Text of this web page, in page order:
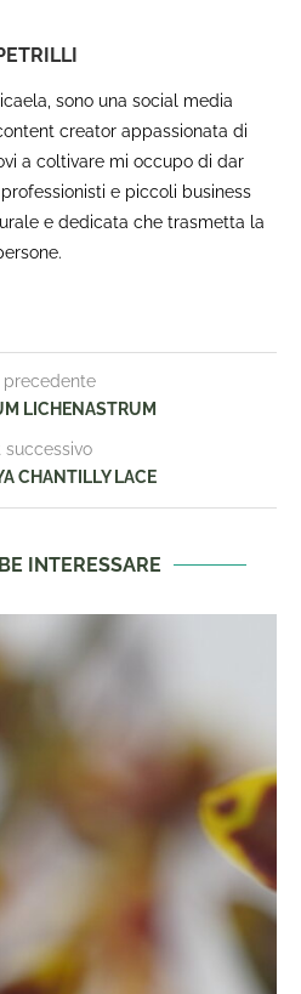
sono una social media
creator appassionata di
a coltivare mi occupo di dar
e piccoli business
e dedicata che trasmetta la
precedente
LICHENASTRUM
successivo
CHANTILLY LACE
INTERESSARE